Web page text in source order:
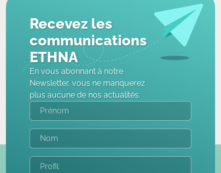
Recevez les
communications
ETHNA
En vous abonnant à notre
Newsletter, vous ne manquerez
plus aucune de nos actualités.